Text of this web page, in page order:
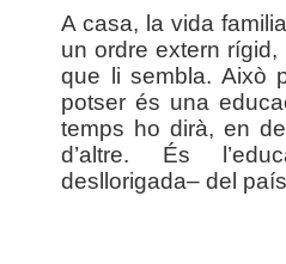
A casa, la vida
un ordre extern
que li sembla. Això
potser és una
temps ho dirà, en
d’altre. És
desllorigada– del